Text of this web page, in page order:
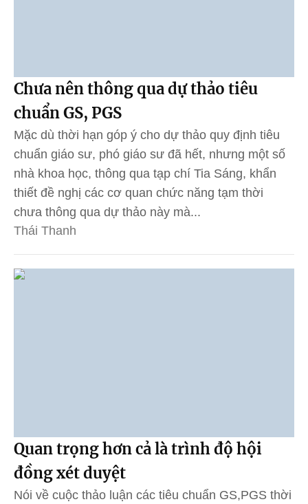
Chưa nên thông qua dự thảo tiêu
chuẩn GS, PGS
Mặc dù thời hạn góp ý cho dự thảo quy định tiêu
chuẩn giáo sư, phó giáo sư đã hết, nhưng một số
nhà khoa học, thông qua tạp chí Tia Sáng, khẩn
thiết đề nghị các cơ quan chức năng tạm thời
chưa thông qua dự thảo này mà...
Thái Thanh
Quan trọng hơn cả là trình độ hội
đồng xét duyệt
Nói về cuộc thảo luận các tiêu chuẩn GS,PGS thời